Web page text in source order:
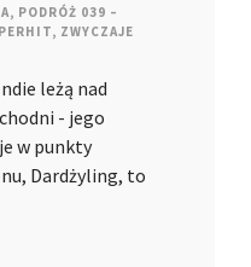
, PODRÓŻ 039 –
, ZWYCZAJE
leżą nad
- jego
w punkty
Dardżyling, to